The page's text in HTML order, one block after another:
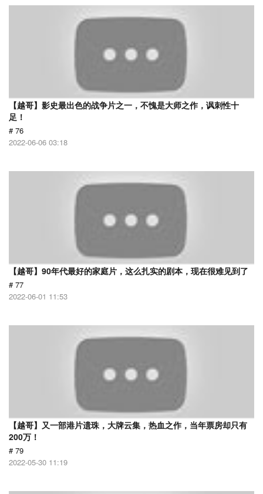
【越哥】影史最出色的战争片之一，不愧是大师之作，讽刺性十
足！
# 76
2022-06-06 03:18
【越哥】90年代最好的家庭片，这么扎实的剧本，现在很难见到了
# 77
2022-06-01 11:53
【越哥】又一部港片遗珠，大牌云集，热血之作，当年票房却只有
200万！
# 79
2022-05-30 11:19